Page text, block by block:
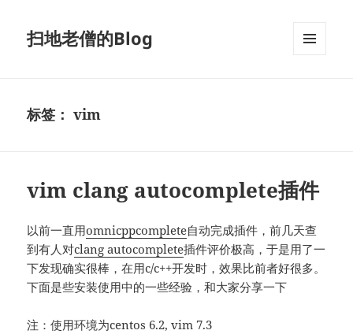
扫地老僧的Blog
标签：vim
vim clang autocomplete插件
以前一直用omnicppcomplete自动完成插件，前几天查
到有人对clang autocomplete插件评价极高，于是用了一
下发现确实很棒，在用c/c++开发时，效果比前者好很多。
下面是些安装使用中的一些经验，和大家分享一下
注：使用环境为centos 6.2, vim 7.3